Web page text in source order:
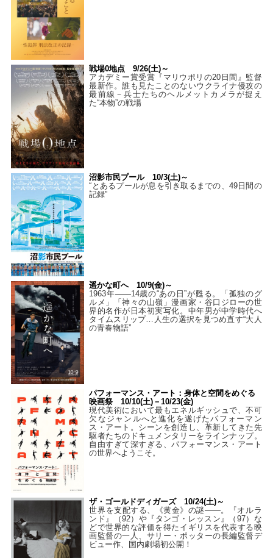
戦場0地点 9/26(土)～
アカデミー賞受賞『マリウポリの20日間』監督
最新作。誰も見たことのないウクライナ侵攻の
最前線－兵士たちのヘルメットカメラが捉え
た“本物”の戦場
沼影市民プール 10/3(土)～
“とあるプールが息を引き取るまでの、49日間の
記録”
遥かな町へ 10/9(金)～
1963年――14歳の“あの日”が甦る。「孤独のグ
ルメ」「神々の山嶺」漫画家・谷口ジローの世
界的名作が日本初実写化。中年男が中学時代へ
タイムスリップ…人生の選択を見つめ直す“大人
の青春物語”
パフォーマンス・アート：身体と空間をめぐる
映画祭 10/10(土)－10/23(金)
現代美術において最もエネルギッシュで、不可
欠なジャンルへと進化を遂げたパフォーマン
ス・アート。シーンを創造し、革新してきた先
駆者たちのドキュメンタリーをラインナップ。
自由すぎて深すぎる、パフォーマンス・アート
の世界へようこそ。
ザ・ゴールドディガーズ 10/24(土)～
世界を支配する、《黄金》の謎――。『オルラ
ンド』（92）や『タンゴ・レッスン』（97）な
どで世界的な評価を得たイギリスを代表する映
画監督の一人、サリー・ポッターの長編監督デ
ビュー作、国内劇場初公開！